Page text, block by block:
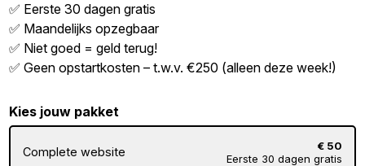
✅ Eerste 30 dagen gratis
✅ Maandelijks opzegbaar
✅ Niet goed = geld terug!
✅ Geen opstartkosten – t.w.v. €250 (alleen deze week!)
Kies jouw pakket
Complete website
€ 50
Eerste 30 dagen gratis